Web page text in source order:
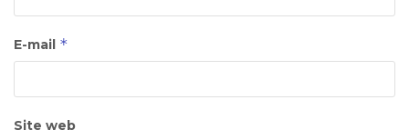
E-mail *
Site web